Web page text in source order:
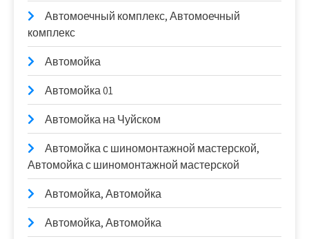
Автомоечный комплекс, Автомоечный
комплекс
Автомойка
Автомойка 01
Автомойка на Чуйском
Автомойка с шиномонтажной мастерской,
Автомойка с шиномонтажной мастерской
Автомойка, Автомойка
Автомойка, Автомойка